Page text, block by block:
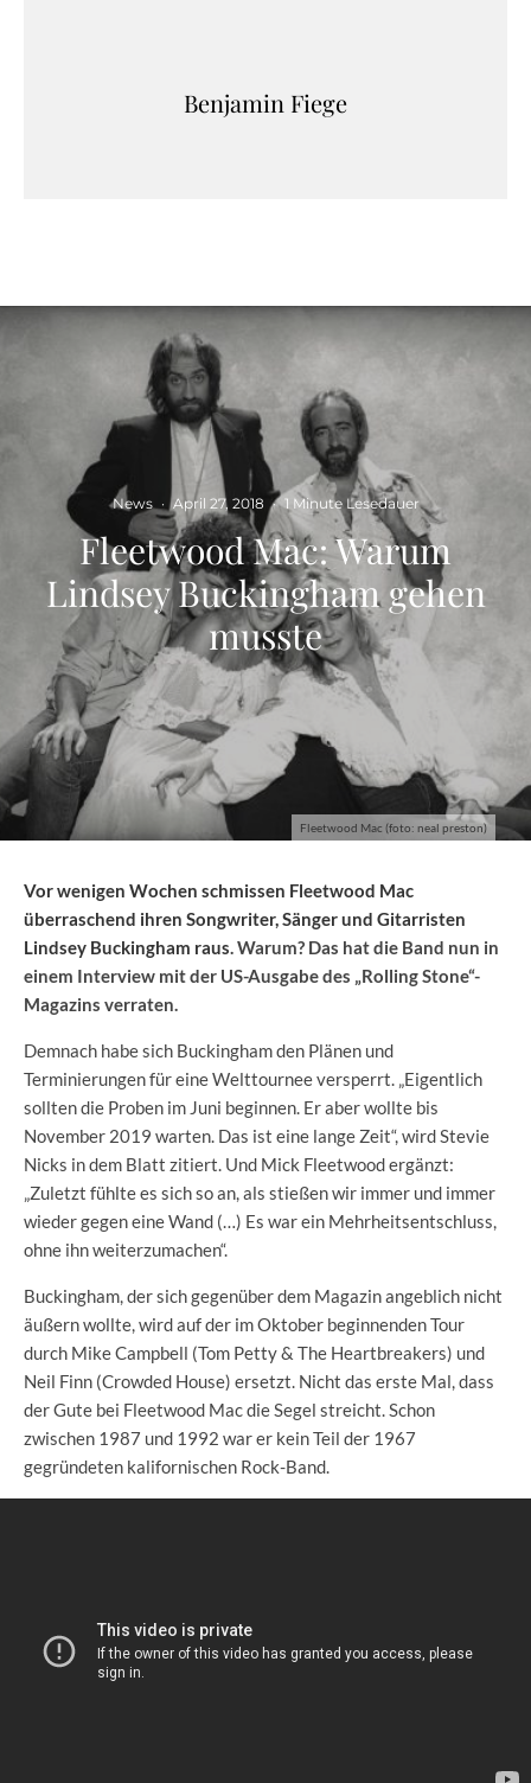
Benjamin Fiege
Fleetwood Mac (foto: neal preston)
News · April 27, 2018 · 1 Minute Lesedauer
Fleetwood Mac: Warum
Lindsey Buckingham gehen
musste
Vor wenigen Wochen schmissen Fleetwood Mac
überraschend ihren Songwriter, Sänger und Gitarristen
Lindsey Buckingham raus. Warum? Das hat die Band nun in
einem Interview mit der US-Ausgabe des „Rolling Stone“-
Magazins verraten.
Demnach habe sich Buckingham den Plänen und
Terminierungen für eine Welttournee versperrt. „Eigentlich
sollten die Proben im Juni beginnen. Er aber wollte bis
November 2019 warten. Das ist eine lange Zeit“, wird Stevie
Nicks in dem Blatt zitiert. Und Mick Fleetwood ergänzt:
„Zuletzt fühlte es sich so an, als stießen wir immer und immer
wieder gegen eine Wand (…) Es war ein Mehrheitsentschluss,
ohne ihn weiterzumachen“.
Buckingham, der sich gegenüber dem Magazin angeblich nicht
äußern wollte, wird auf der im Oktober beginnenden Tour
durch Mike Campbell (Tom Petty & The Heartbreakers) und
Neil Finn (Crowded House) ersetzt. Nicht das erste Mal, dass
der Gute bei Fleetwood Mac die Segel streicht. Schon
zwischen 1987 und 1992 war er kein Teil der 1967
gegründeten kalifornischen Rock-Band.